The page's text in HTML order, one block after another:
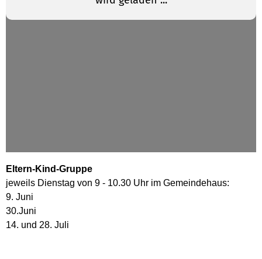
Eltern-Kind-Gruppe
jeweils Dienstag von 9 - 10.30 Uhr im Gemeindehaus:
9. Juni
30.Juni
14. und 28. Juli